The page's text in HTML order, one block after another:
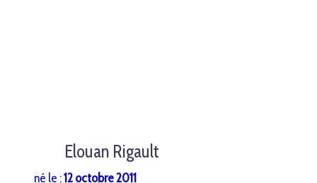
Elouan Rigault
né le :12 octobre 2011